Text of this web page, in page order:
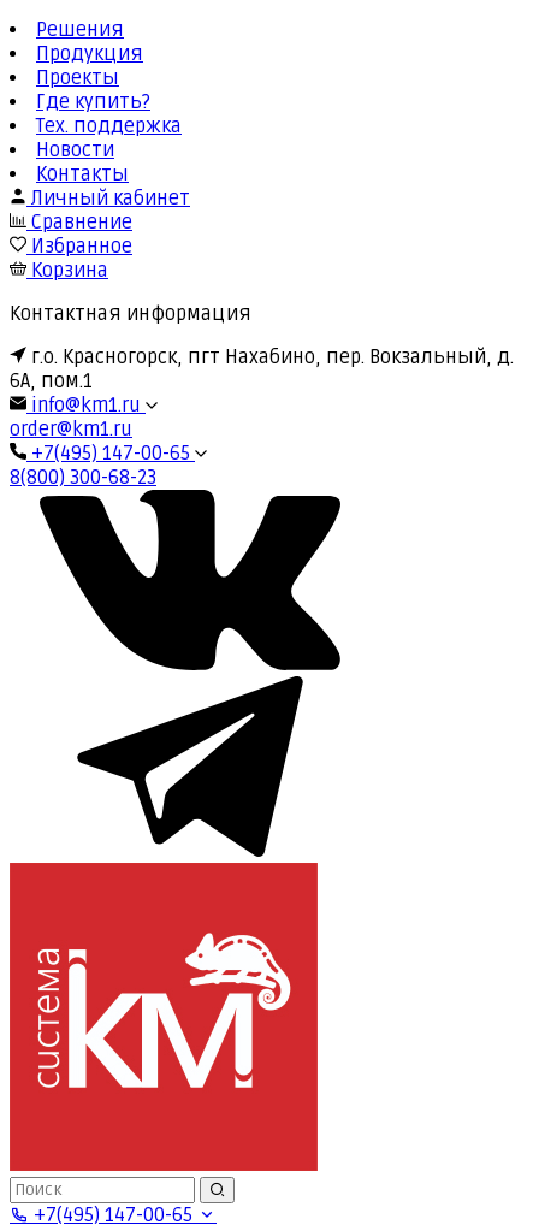
Решения
Продукция
Проекты
Где купить?
Тех. поддержка
Новости
Контакты
Личный кабинет
Сравнение
Избранное
Корзина
Контактная информация
г.о. Красногорск, пгт Нахабино, пер. Вокзальный, д.
6А, пом.1
info@km1.ru
order@km1.ru
+7(495) 147-00-65
8(800) 300-68-23
+7(495) 147-00-65